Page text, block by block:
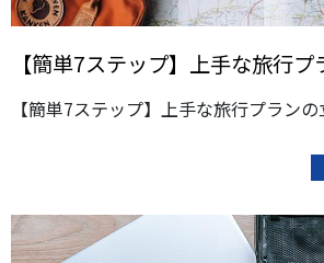
【簡単7ステップ】上手な旅行
【簡単7ステップ】上手な旅行プラン